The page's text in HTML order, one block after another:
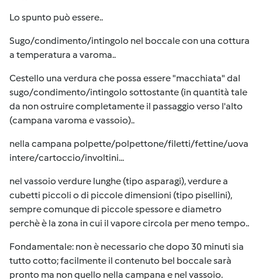
Lo spunto può essere..
Sugo/condimento/intingolo nel boccale con una cottura
a temperatura a varoma..
Cestello una verdura che possa essere "macchiata" dal
sugo/condimento/intingolo sottostante (in quantità tale
da non ostruire completamente il passaggio verso l'alto
(campana varoma e vassoio)..
nella campana polpette/polpettone/filetti/fettine/uova
intere/cartoccio/involtini...
nel vassoio verdure lunghe (tipo asparagi), verdure a
cubetti piccoli o di piccole dimensioni (tipo pisellini),
sempre comunque di piccole spessore e diametro
perchè è la zona in cui il vapore circola per meno tempo..
Fondamentale: non è necessario che dopo 30 minuti sia
tutto cotto; facilmente il contenuto bel boccale sarà
pronto ma non quello nella campana e nel vassoio.